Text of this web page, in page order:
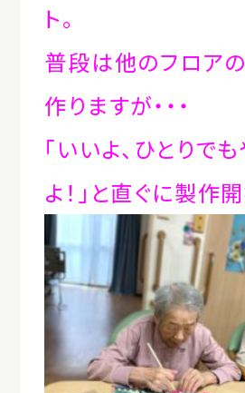
ト。
普段は他のフロア
作りますが・・・
「いいよ、ひとりで
よ！」と直ぐに製作